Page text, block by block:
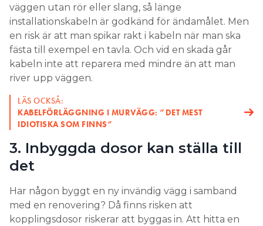
väggen utan rör eller slang, så länge
installationskabeln är godkänd för ändamålet. Men
en risk är att man spikar rakt i kabeln när man ska
fästa till exempel en tavla. Och vid en skada går
kabeln inte att reparera med mindre än att man
river upp väggen.
LÄS OCKSÅ:
KABELFÖRLÄGGNING I MURVÄGG: ”DET MEST
IDIOTISKA SOM FINNS”
3. Inbyggda dosor kan ställa till
det
Har någon byggt en ny invändig vägg i samband
med en renovering? Då finns risken att
kopplingsdosor riskerar att byggas in. Att hitta en